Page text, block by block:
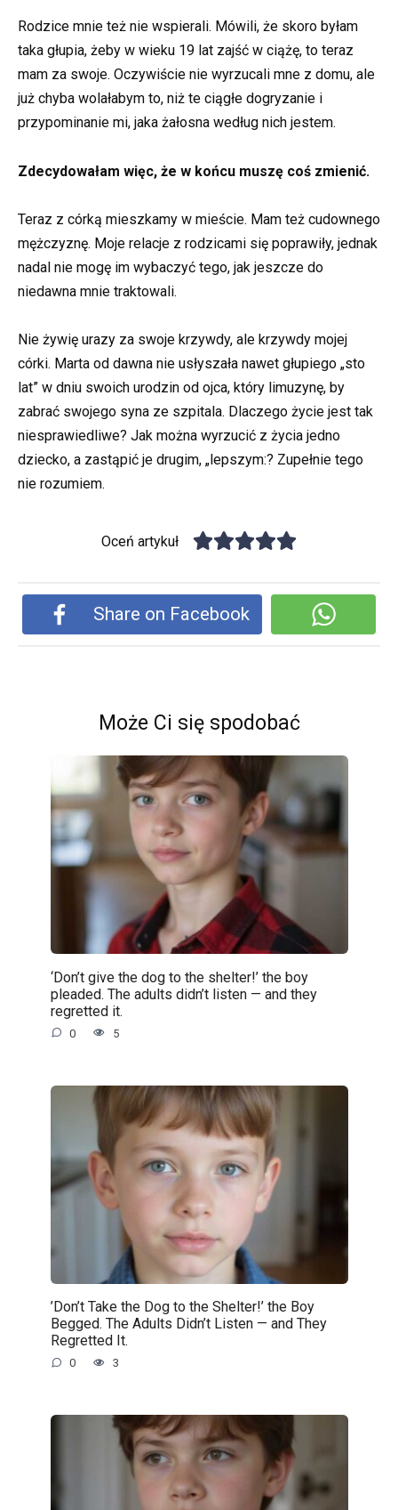
Rodzice mnie też nie wspierali. Mówili, że skoro byłam
taka głupia, żeby w wieku 19 lat zajść w ciążę, to teraz
mam za swoje. Oczywiście nie wyrzucali mne z domu, ale
już chyba wolałabym to, niż te ciągłe dogryzanie i
przypominanie mi, jaka żałosna według nich jestem.
Zdecydowałam więc, że w końcu muszę coś zmienić.
Teraz z córką mieszkamy w mieście. Mam też cudownego
mężczyznę. Moje relacje z rodzicami się poprawiły, jednak
nadal nie mogę im wybaczyć tego, jak jeszcze do
niedawna mnie traktowali.
Nie żywię urazy za swoje krzywdy, ale krzywdy mojej
córki. Marta od dawna nie usłyszała nawet głupiego „sto
lat” w dniu swoich urodzin od ojca, który limuzynę, by
zabrać swojego syna ze szpitala. Dlaczego życie jest tak
niesprawiedliwe? Jak można wyrzucić z życia jedno
dziecko, a zastąpić je drugim, „lepszym:? Zupełnie tego
nie rozumiem.
Oceń artykuł
Share on Facebook
Może Ci się spodobać
‘Don’t give the dog to the shelter!’ the boy
pleaded. The adults didn’t listen — and they
regretted it.
0 5
’Don’t Take the Dog to the Shelter!’ the Boy
Begged. The Adults Didn’t Listen — and They
Regretted It.
0 3